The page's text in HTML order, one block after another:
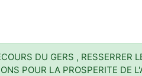
DU GERS , RESSERRER
POUR LA PROSPERITE DE